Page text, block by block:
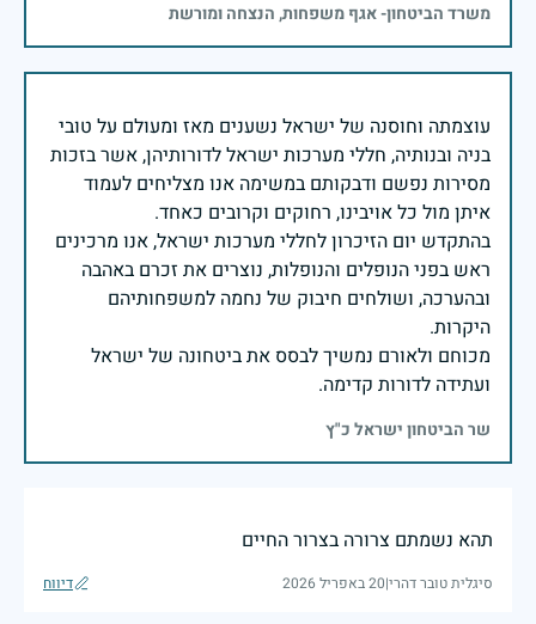
משרד הביטחון- אגף משפחות, הנצחה ומורשת
עוצמתה וחוסנה של ישראל נשענים מאז ומעולם על טובי
בניה ובנותיה, חללי מערכות ישראל לדורותיהן, אשר בזכות
מסירות נפשם ודבקותם במשימה אנו מצליחים לעמוד
בהתקדש יום הזיכרון לחללי מערכות ישראל, אנו מרכינים
ראש בפני הנופלים והנופלות, נוצרים את זכרם באהבה
ובהערכה, ושולחים חיבוק של נחמה למשפחותיהם
מכוחם ולאורם נמשיך לבסס את ביטחונה של ישראל
ועתידה לדורות קדימה.
שר הביטחון ישראל כ"ץ
תהא נשמתם צרורה בצרור החיים
סיגלית טובר דהרי|20 באפריל 2026 דיווח